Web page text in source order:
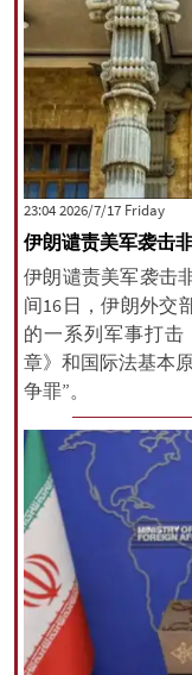
‫‫Friday‬‬ 2026/7/17 23:04
伊朗谴责美军袭击
伊朗谴责美军袭击
间16日，伊朗外交
的一系列军事打
章》和国际法基本
争罪”。